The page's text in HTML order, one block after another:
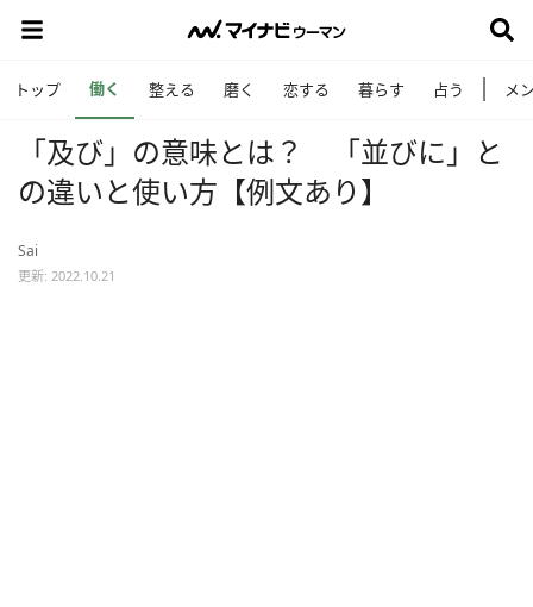
トップ 働く 整える 磨く 恋する 暮らす 占う メ
「及び」の意味とは？ 「並びに」と
の違いと使い方【例文あり】
Sai
更新: 2022.10.21